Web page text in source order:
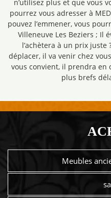
n’utilisez plus et que vous
pourrez vous adresser à
pouvez l’emmener, vous
Villeneuve Les Beziers ; Il
l’achètera à un prix juste
déplacer, il va venir chez
vous convient, il prendra en
plus brefs
Meubles